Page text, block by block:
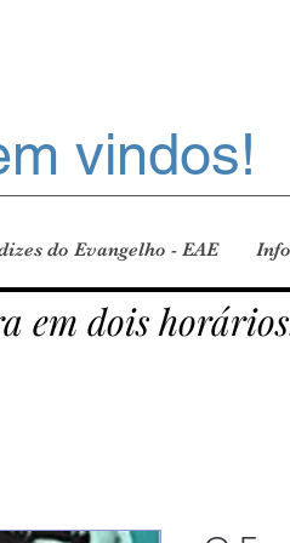
vindos!
do Evangelho - EAE
dois